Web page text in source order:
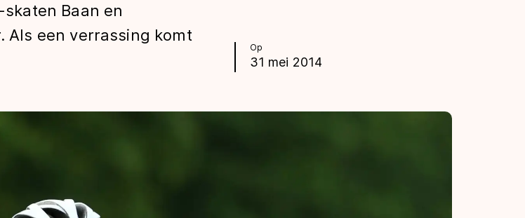
Op
31 mei 2014
Baan en
Als een verrassing komt